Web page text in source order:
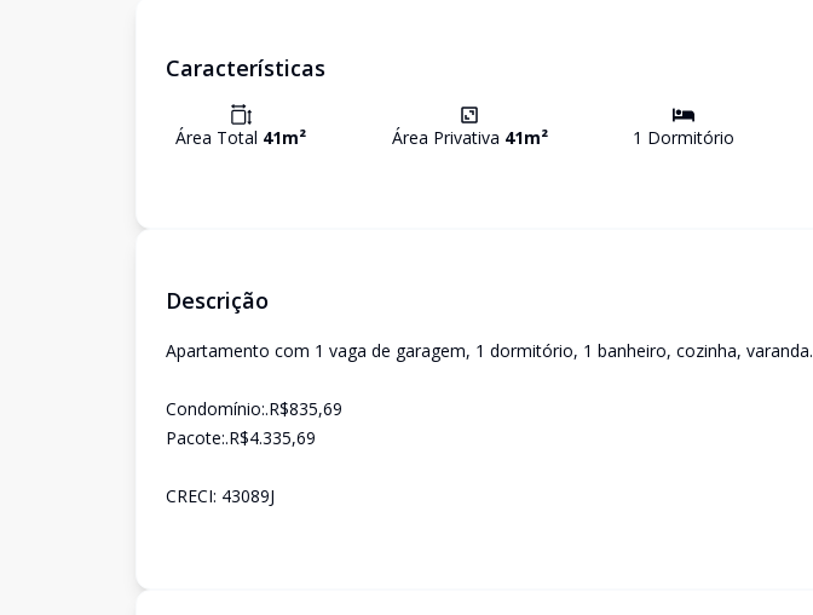
Características
Área Total 41m² Área Privativa 41m² 1 Dormitório
Descrição
Apartamento com 1 vaga de garagem, 1 dormitório, 1 banheiro, cozinha, varanda.
Condomínio:.R$835,69
Pacote:.R$4.335,69
CRECI: 43089J